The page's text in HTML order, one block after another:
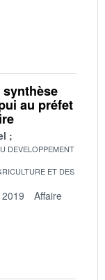
au préfet
DEVELOPPEMENT
ET DES
Affaire